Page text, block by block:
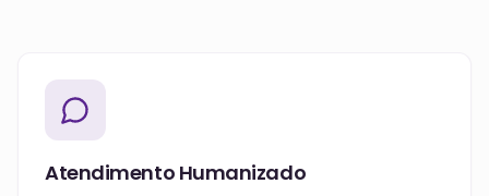
Atendimento Humanizado